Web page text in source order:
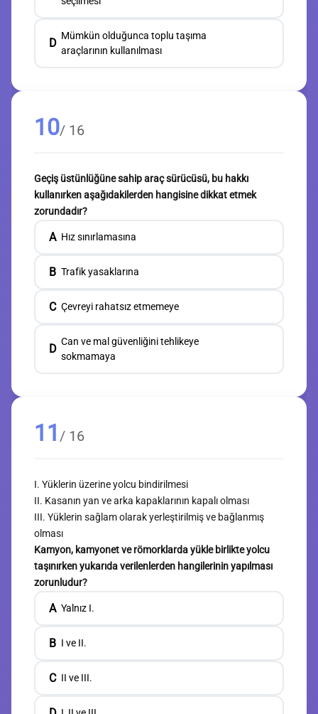
D
Mümkün olduğunca toplu taşıma
araçlarının kullanılması
10/ 16
Geçiş üstünlüğüne sahip araç sürücüsü, bu hakkı
kullanırken aşağıdakilerden hangisine dikkat etmek
zorundadır?
A Hız sınırlamasına
B Trafik yasaklarına
C Çevreyi rahatsız etmemeye
D
Can ve mal güvenliğini tehlikeye
sokmamaya
11 / 16
I. Yüklerin üzerine yolcu bindirilmesi
II. Kasanın yan ve arka kapaklarının kapalı olması
III. Yüklerin sağlam olarak yerleştirilmiş ve bağlanmış
olması
Kamyon, kamyonet ve römorklarda yükle birlikte yolcu
taşınırken yukarıda verilenlerden hangilerinin yapılması
zorunludur?
A Yalnız I.
B I ve II.
C II ve III.